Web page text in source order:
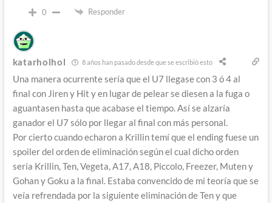
0 Responder
katarholhol 8 años han pasado desde que se escribió esto
Una manera ocurrente sería que el U7 llegase con 3 ó 4 al
final con Jiren y Hit y en lugar de pelear se diesen a la fuga o
aguantasen hasta que acabase el tiempo. Así se alzaría
ganador el U7 sólo por llegar al final con más personal.
Por cierto cuando echaron a Krillin temí que el ending fuese un
spoiler del orden de eliminación según el cual dicho orden
sería Krillin, Ten, Vegeta, A17, A18, Piccolo, Freezer, Muten y
Gohan y Goku a la final. Estaba convencido de mi teoría que se
veía refrendada por la siguiente eliminación de Ten y que